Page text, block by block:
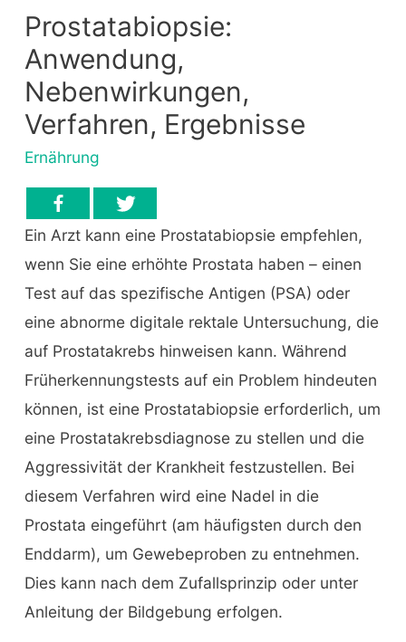
Prostatabiopsie:
Anwendung,
Nebenwirkungen,
Verfahren, Ergebnisse
Ernährung
Ein Arzt kann eine Prostatabiopsie empfehlen,
wenn Sie eine erhöhte Prostata haben – einen
Test auf das spezifische Antigen (PSA) oder
eine abnorme digitale rektale Untersuchung, die
auf Prostatakrebs hinweisen kann. Während
Früherkennungstests auf ein Problem hindeuten
können, ist eine Prostatabiopsie erforderlich, um
eine Prostatakrebsdiagnose zu stellen und die
Aggressivität der Krankheit festzustellen. Bei
diesem Verfahren wird eine Nadel in die
Prostata eingeführt (am häufigsten durch den
Enddarm), um Gewebeproben zu entnehmen.
Dies kann nach dem Zufallsprinzip oder unter
Anleitung der Bildgebung erfolgen.